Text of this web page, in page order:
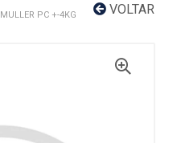
VOLTAR
PC +-4KG